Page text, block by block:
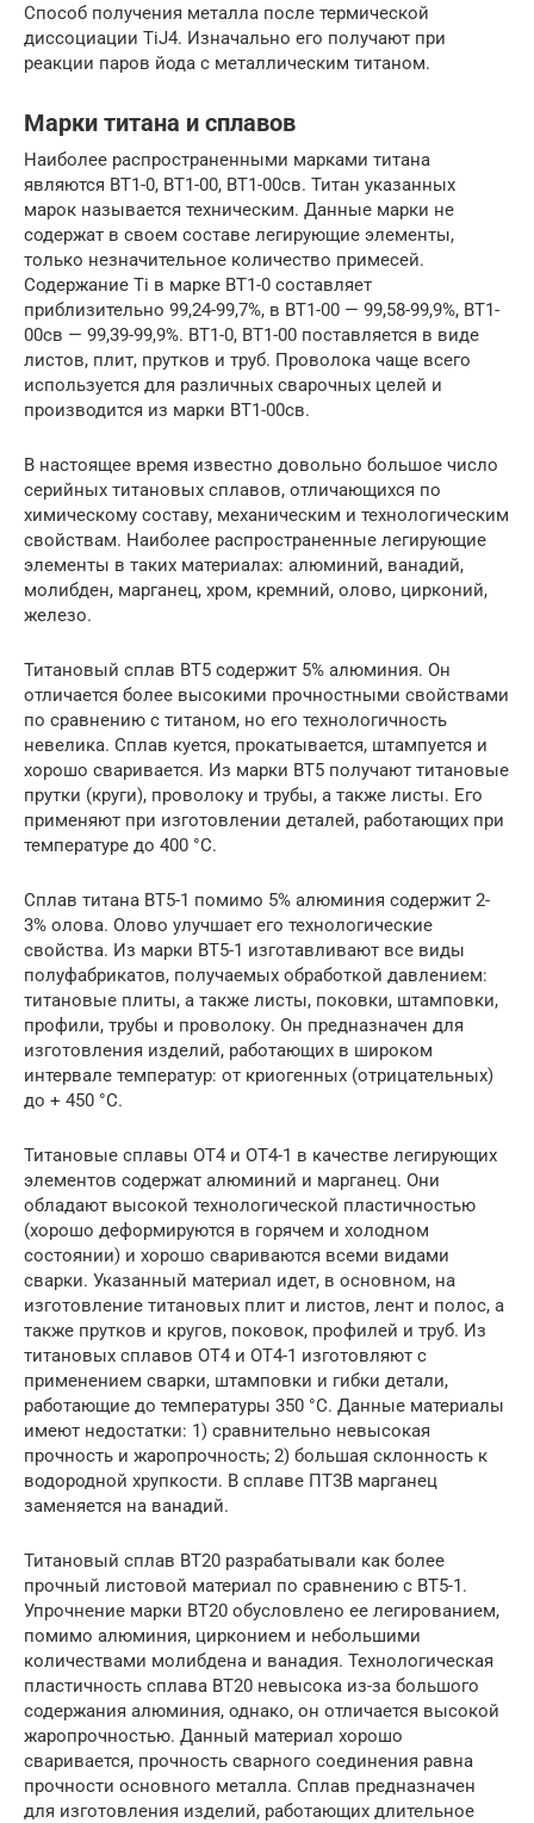
Способ получения металла после термической
диссоциации TiJ4. Изначально его получают при
реакции паров йода с металлическим титаном.
Марки титана и сплавов
Наиболее распространенными марками титана
являются ВТ1-0, ВТ1-00, ВТ1-00св. Титан указанных
марок называется техническим. Данные марки не
содержат в своем составе легирующие элементы,
только незначительное количество примесей.
Содержание Ti в марке ВТ1-0 составляет
приблизительно 99,24-99,7%, в ВТ1-00 — 99,58-99,9%, ВТ1-
00св — 99,39-99,9%. ВТ1-0, ВТ1-00 поставляется в виде
листов, плит, прутков и труб. Проволока чаще всего
используется для различных сварочных целей и
производится из марки ВТ1-00св.
В настоящее время известно довольно большое число
серийных титановых сплавов, отличающихся по
химическому составу, механическим и технологическим
свойствам. Наиболее распространенные легирующие
элементы в таких материалах: алюминий, ванадий,
молибден, марганец, хром, кремний, олово, цирконий,
железо.
Титановый сплав ВТ5 содержит 5% алюминия. Он
отличается более высокими прочностными свойствами
по сравнению с титаном, но его технологичность
невелика. Сплав куется, прокатывается, штампуется и
хорошо сваривается. Из марки ВТ5 получают титановые
прутки (круги), проволоку и трубы, а также листы. Его
применяют при изготовлении деталей, работающих при
температуре до 400 °С.
Сплав титана ВТ5-1 помимо 5% алюминия содержит 2-
3% олова. Олово улучшает его технологические
свойства. Из марки ВТ5-1 изготавливают все виды
полуфабрикатов, получаемых обработкой давлением:
титановые плиты, а также листы, поковки, штамповки,
профили, трубы и проволоку. Он предназначен для
изготовления изделий, работающих в широком
интервале температур: от криогенных (отрицательных)
до + 450 °С.
Титановые сплавы ОТ4 и ОТ4-1 в качестве легирующих
элементов содержат алюминий и марганец. Они
обладают высокой технологической пластичностью
(хорошо деформируются в горячем и холодном
состоянии) и хорошо свариваются всеми видами
сварки. Указанный материал идет, в основном, на
изготовление титановых плит и листов, лент и полос, а
также прутков и кругов, поковок, профилей и труб. Из
титановых сплавов ОТ4 и ОТ4-1 изготовляют с
применением сварки, штамповки и гибки детали,
работающие до температуры 350 °С. Данные материалы
имеют недостатки: 1) сравнительно невысокая
прочность и жаропрочность; 2) большая склонность к
водородной хрупкости. В сплаве ПТ3В марганец
заменяется на ванадий.
Титановый сплав ВТ20 разрабатывали как более
прочный листовой материал по сравнению с ВТ5-1.
Упрочнение марки ВТ20 обусловлено ее легированием,
помимо алюминия, цирконием и небольшими
количествами молибдена и ванадия. Технологическая
пластичность сплава ВТ20 невысока из-за большого
содержания алюминия, однако, он отличается высокой
жаропрочностью. Данный материал хорошо
сваривается, прочность сварного соединения равна
прочности основного металла. Сплав предназначен
для изготовления изделий, работающих длительное